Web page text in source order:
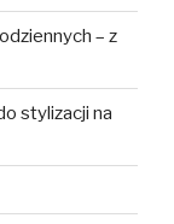
– z
stylizacji na